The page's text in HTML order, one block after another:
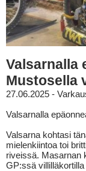
Valsarnalla
Mustosella
27.06.2025 -
Valsarnalla
Valsarna kohtasi
mielenkiintoa toi
riveissä. Masarnan
GP:ssä